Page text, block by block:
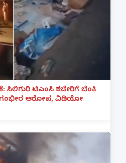
ಸಿಲಿಗುರಿ ಟಿಎಂಸಿ ಕಚೇರಿಗೆ ಬೆಂಕಿ
ಗಂಭೀರ ಆರೋಪ, ವಿಡಿಯೋ